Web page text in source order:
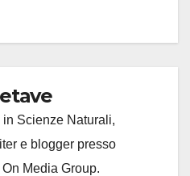
in Scienze Naturali,
e blogger presso
Media Group.